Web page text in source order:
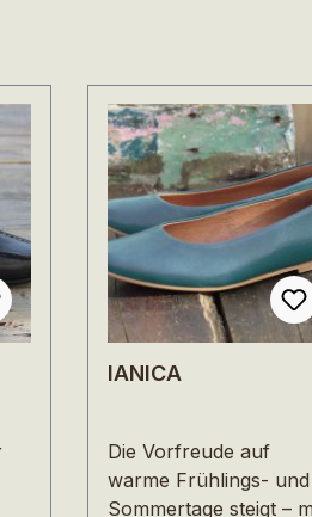
IANICA
Die Vorfreude auf
warme Frühlings- und
Sommertage steigt –